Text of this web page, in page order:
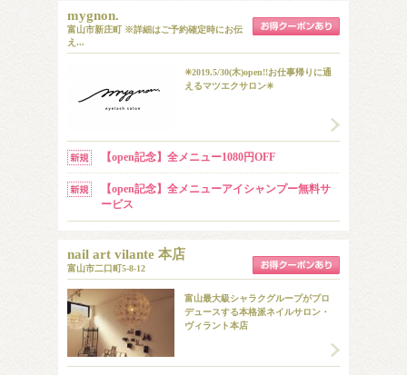
mygnon.
富山市新庄町 ※詳細はご予約確定時にお伝
え...
✳︎2019.5/30(木)open!!お仕事帰りに通
えるマツエクサロン✳︎
【open記念】全メニュー1080円OFF
【open記念】全メニューアイシャンプー無料サ
ービス
nail art vilante 本店
富山市二口町5-8-12
富山最大級シャラクグループがプロ
デュースする本格派ネイルサロン・
ヴィラント本店